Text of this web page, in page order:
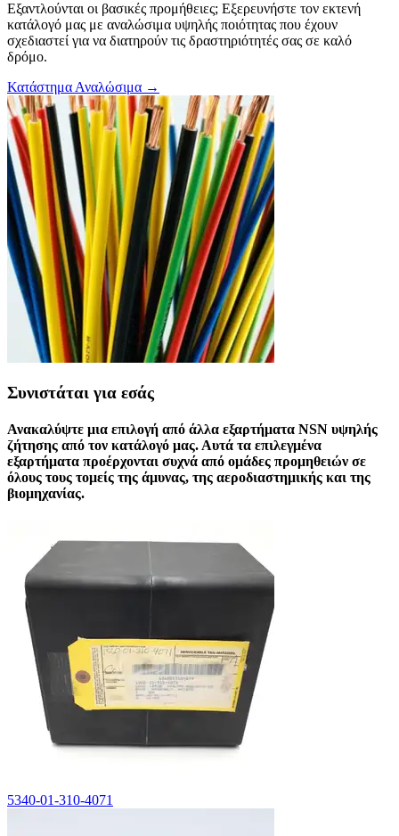
Εξαντλούνται οι βασικές προμήθειες; Εξερευνήστε τον εκτενή
κατάλογό μας με αναλώσιμα υψηλής ποιότητας που έχουν
σχεδιαστεί για να διατηρούν τις δραστηριότητές σας σε καλό
δρόμο.
Κατάστημα Αναλώσιμα →
Συνιστάται για εσάς
Ανακαλύψτε μια επιλογή από άλλα εξαρτήματα NSN υψηλής
ζήτησης από τον κατάλογό μας. Αυτά τα επιλεγμένα
εξαρτήματα προέρχονται συχνά από ομάδες προμηθειών σε
όλους τους τομείς της άμυνας, της αεροδιαστημικής και της
βιομηχανίας.
5340-01-310-4071